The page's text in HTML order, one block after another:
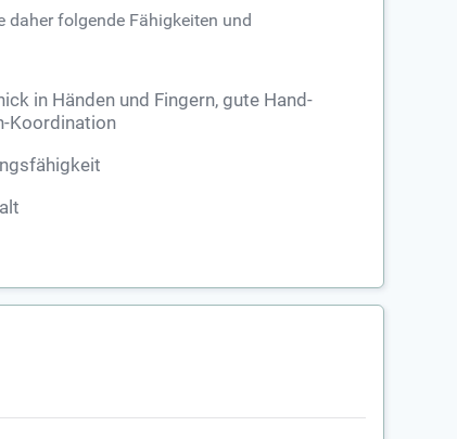
folgende Fähigkeiten und
in Händen und Fingern, gute Hand-
Koordination